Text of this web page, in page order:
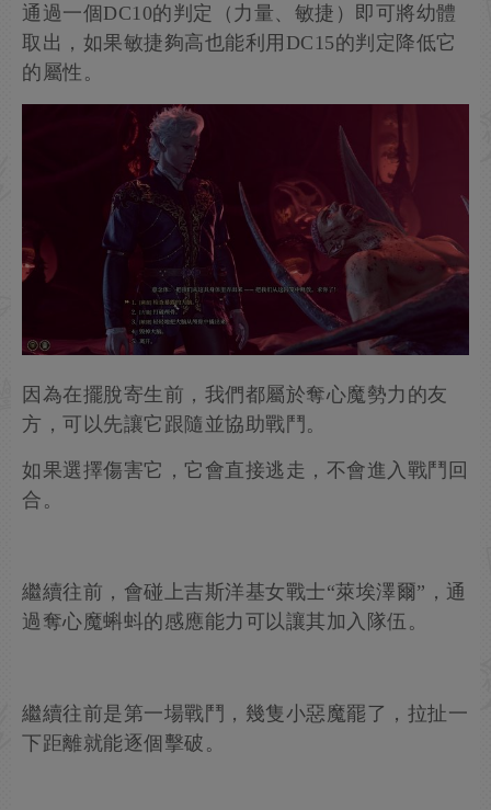
通過一個DC10的判定（力量、敏捷）即可將幼體
取出，如果敏捷夠高也能利用DC15的判定降低它
的屬性。
因為在擺脫寄生前，我們都屬於奪心魔勢力的友
方，可以先讓它跟隨並協助戰鬥。
如果選擇傷害它，它會直接逃走，不會進入戰鬥回
合。